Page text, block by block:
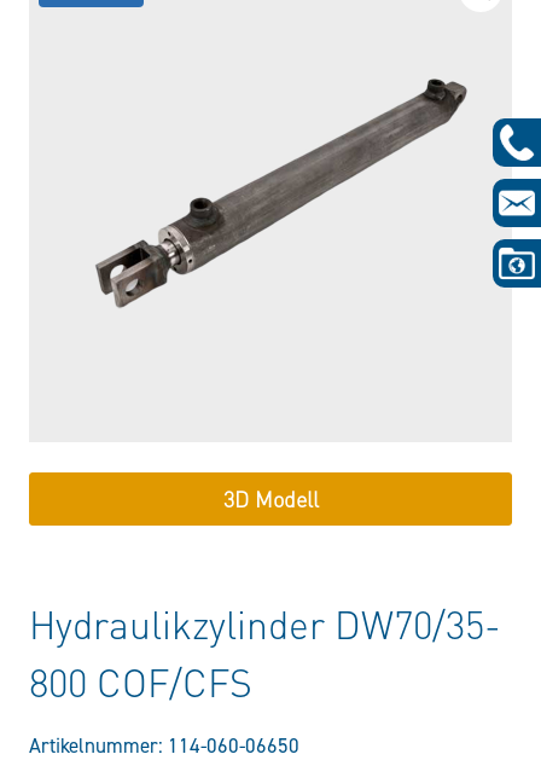
3D Modell
Hydraulikzylinder DW70/35-
800 COF/CFS
Artikelnummer: 114-060-06650